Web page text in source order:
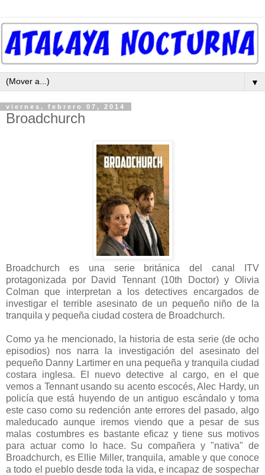
▼
viernes, febrero 07, 2014
Broadchurch
Broadchurch es una serie británica del canal ITV
protagonizada por David Tennant (10th Doctor) y Olivia
Colman que interpretan a los detectives encargados de
investigar el terrible asesinato de un pequeño niño de la
tranquila y pequeña ciudad costera de Broadchurch.
Como ya he mencionado, la historia de esta serie (de ocho
episodios) nos narra la investigación del asesinato del
pequeño Danny Lartimer en una pequeña y tranquila ciudad
costara inglesa. El nuevo detective al cargo, en el que
vemos a Tennant usando su acento escocés, Alec Hardy, un
policía que está huyendo de un antiguo escándalo y toma
este caso como su redención ante errores del pasado, algo
maleducado aunque iremos viendo que a pesar de sus
malas costumbres es bastante eficaz y tiene sus motivos
para actuar como lo hace. Su compañera y "nativa" de
Broadchurch, es Ellie Miller, tranquila, amable y que conoce
a todo el pueblo desde toda la vida, e incapaz de sospechar